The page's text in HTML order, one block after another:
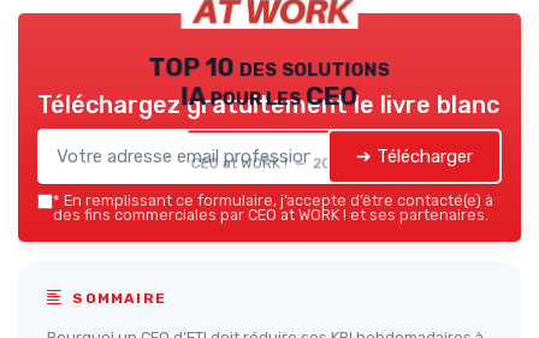
TOP 10 des solutions
IA pour les CEO
CEO at WORK ! — 2026
Téléchargez gratuitement le livre blanc
➔ Télécharger
* En remplissant ce formulaire, j’accepte d’être contacté(e) à
des fins commerciales par CEO at WORK ! et ses partenaires.
SOMMAIRE